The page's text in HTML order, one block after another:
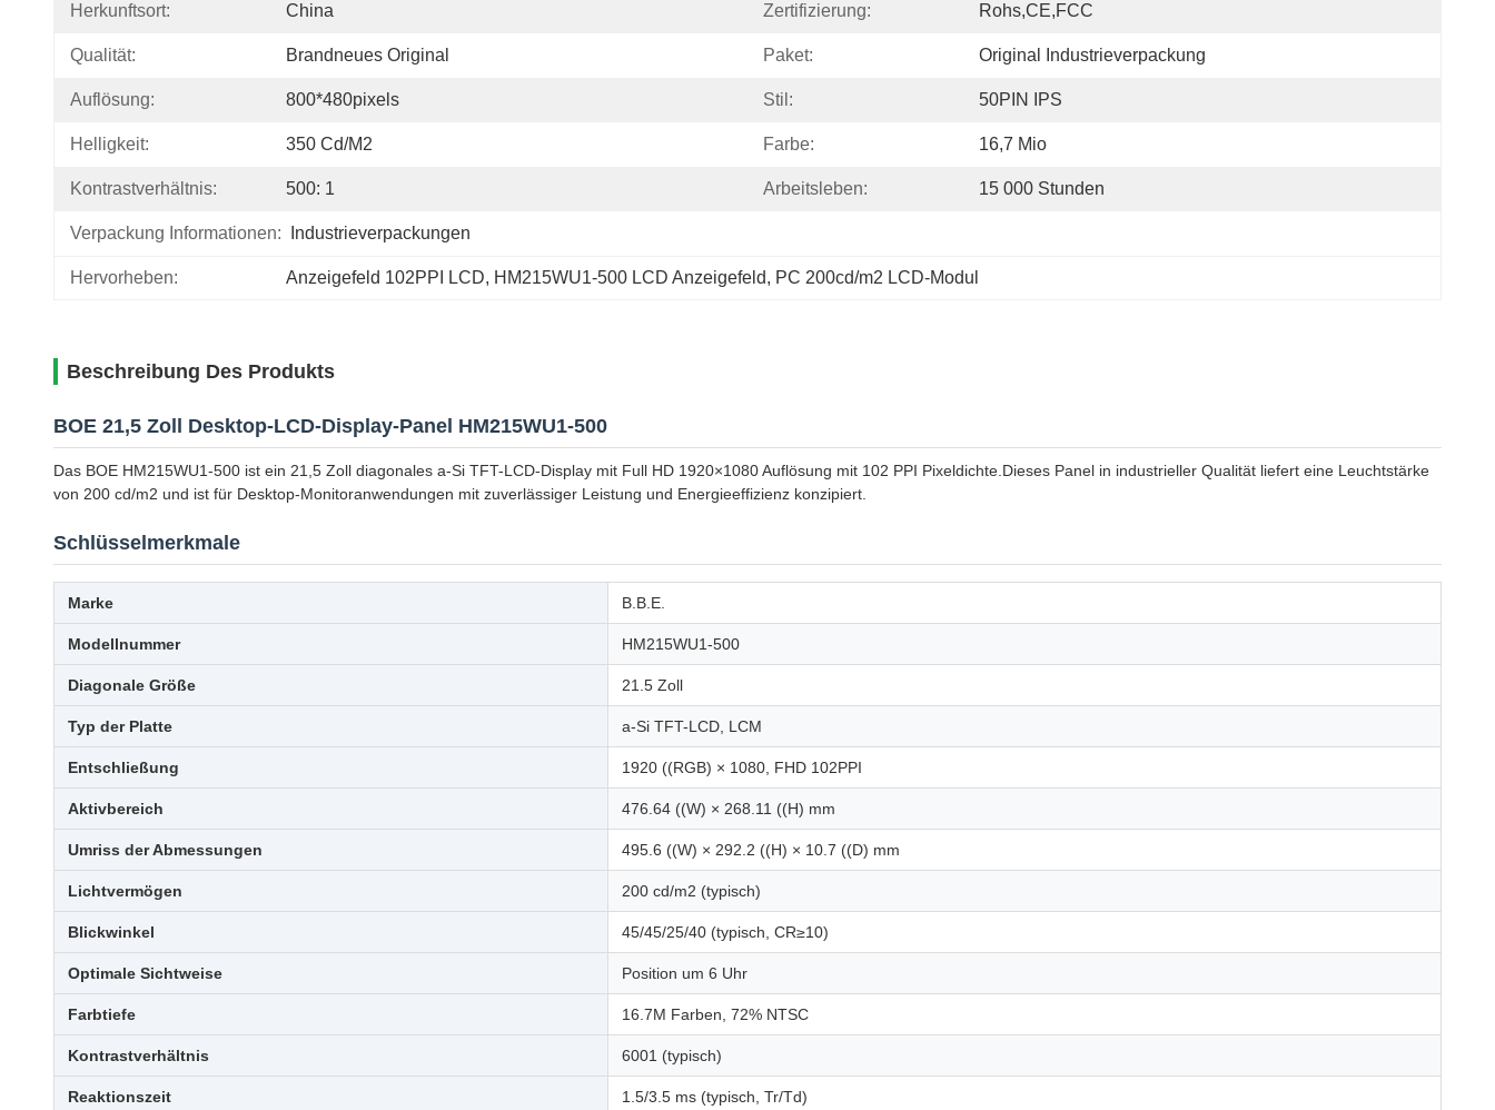
Herkunftsort: China Zertifizierung: Rohs,CE,FCC
Qualität: Brandneues Original Paket: Original Industrieverpackung
Auflösung: 800*480pixels Stil: 50PIN IPS
Helligkeit: 350 Cd/m2 Farbe: 16,7 Mio
Kontrastverhältnis: 500: 1 Arbeitsleben: 15 000 Stunden
Verpackung Informationen: Industrieverpackungen
Hervorheben: Anzeigefeld 102PPI LCD, HM215WU1-500 LCD Anzeigefeld, PC 200cd/m2 LCD-Modul
Beschreibung Des Produkts
BOE 21,5 Zoll Desktop-LCD-Display-Panel HM215WU1-500
Das BOE HM215WU1-500 ist ein 21,5 Zoll diagonales a-Si TFT-LCD-Display mit Full HD 1920×1080 Auflösung mit 102 PPI Pixeldichte.Dieses Panel in industrieller Qualität liefert eine Leuchtstärke
von 200 cd/m2 und ist für Desktop-Monitoranwendungen mit zuverlässiger Leistung und Energieeffizienz konzipiert.
Schlüsselmerkmale
Marke B.B.E.
Modellnummer HM215WU1-500
Diagonale Größe 21.5 Zoll
Typ der Platte a-Si TFT-LCD, LCM
Entschließung 1920 ((RGB) × 1080, FHD 102PPI
Aktivbereich 476.64 ((W) × 268.11 ((H) mm
Umriss der Abmessungen 495.6 ((W) × 292.2 ((H) × 10.7 ((D) mm
Lichtvermögen 200 cd/m2 (typisch)
Blickwinkel 45/45/25/40 (typisch, CR≥10)
Optimale Sichtweise Position um 6 Uhr
Farbtiefe 16.7M Farben, 72% NTSC
Kontrastverhältnis 6001 (typisch)
Reaktionszeit 1.5/3.5 ms (typisch, Tr/Td)